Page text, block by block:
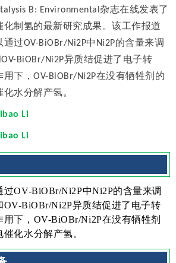
B: Environmental杂志在线发表了
化制氢的最新研究成果。该工作报道
通过OV-BiOBr/Ni2P中Ni2P的含量来调
BiOBr/Ni2P异质结促进了电子转
下，OV-BiOBr/Ni2P在没有牺牲剂的
水分解产氢。
Li
Li
OV-BiOBr/Ni2P中Ni2P的含量来调
OV-BiOBr/Ni2P异质结促进了电子转
下，OV-BiOBr/Ni2P在没有牺牲剂
化水分解产氢。